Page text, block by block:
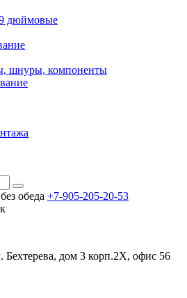
дюймовые
шнуры, компоненты
обеда +7-905-205-20-53
Бехтерева, дом 3 корп.2X, офис 56